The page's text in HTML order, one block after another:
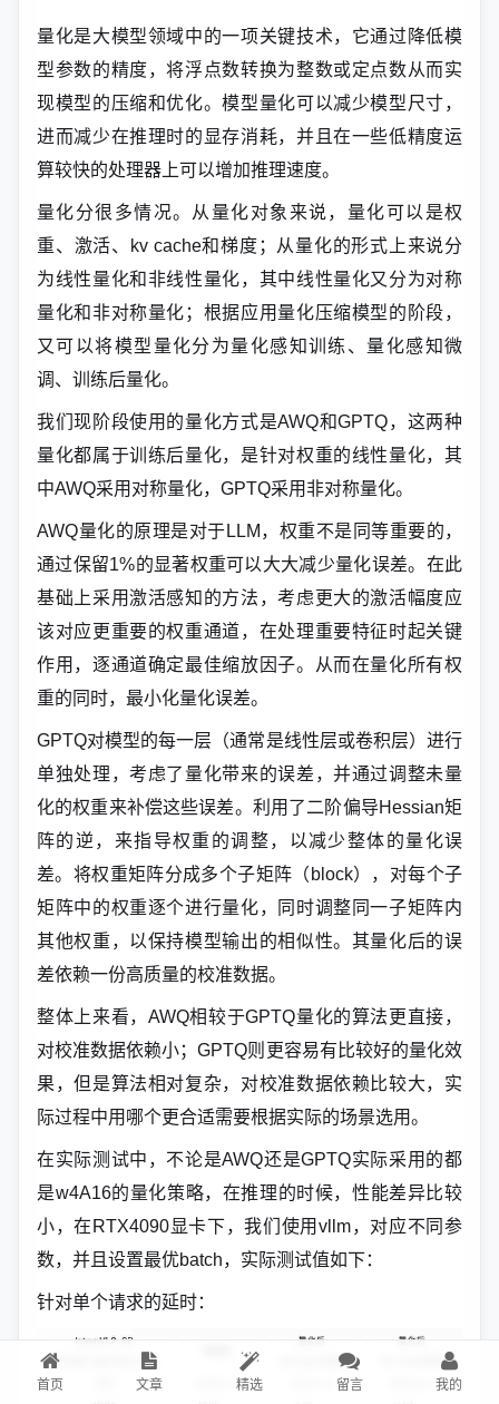
首页 文章 精选 留言 我的
量化是大模型领域中的一项关键技术，它通过降低模
型参数的精度，将浮点数转换为整数或定点数从而实
现模型的压缩和优化。模型量化可以减少模型尺寸，
进而减少在推理时的显存消耗，并且在一些低精度运
算较快的处理器上可以增加推理速度。
量化分很多情况。从量化对象来说，量化可以是权
重、激活、kv cache和梯度；从量化的形式上来说分
为线性量化和非线性量化，其中线性量化又分为对称
量化和非对称量化；根据应用量化压缩模型的阶段，
又可以将模型量化分为量化感知训练、量化感知微
调、训练后量化。
我们现阶段使用的量化方式是AWQ和GPTQ，这两种
量化都属于训练后量化，是针对权重的线性量化，其
中AWQ采用对称量化，GPTQ采用非对称量化。
AWQ量化的原理是对于LLM，权重不是同等重要的，
通过保留1%的显著权重可以大大减少量化误差。在此
基础上采用激活感知的方法，考虑更大的激活幅度应
该对应更重要的权重通道，在处理重要特征时起关键
作用，逐通道确定最佳缩放因子。从而在量化所有权
重的同时，最小化量化误差。
GPTQ对模型的每一层（通常是线性层或卷积层）进行
单独处理，考虑了量化带来的误差，并通过调整未量
化的权重来补偿这些误差。利用了二阶偏导Hessian矩
阵的逆，来指导权重的调整，以减少整体的量化误
差。将权重矩阵分成多个子矩阵（block），对每个子
矩阵中的权重逐个进行量化，同时调整同一子矩阵内
其他权重，以保持模型输出的相似性。其量化后的误
差依赖一份高质量的校准数据。
整体上来看，AWQ相较于GPTQ量化的算法更直接，
对校准数据依赖小；GPTQ则更容易有比较好的量化效
果，但是算法相对复杂，对校准数据依赖比较大，实
际过程中用哪个更合适需要根据实际的场景选用。
在实际测试中，不论是AWQ还是GPTQ实际采用的都
是w4A16的量化策略，在推理的时候，性能差异比较
小，在RTX4090显卡下，我们使用vllm，对应不同参
数，并且设置最优batch，实际测试值如下：
针对单个请求的延时：